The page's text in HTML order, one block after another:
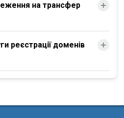
на трансфер
реєстрації доменів